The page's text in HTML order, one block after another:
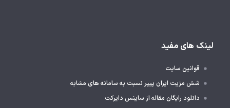
لینک های مفید
قوانین سایت
شش مزیت ایران پیپر نسبت به سامانه های مشابه
دانلود رایگان مقاله از ساینس دایرکت